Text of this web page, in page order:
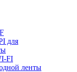
для
FI
ленты